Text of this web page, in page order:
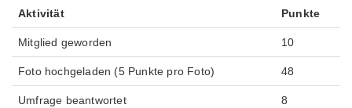
Aktivität Punkte
Mitglied geworden 10
Foto hochgeladen (5 Punkte pro Foto) 48
Umfrage beantwortet 8